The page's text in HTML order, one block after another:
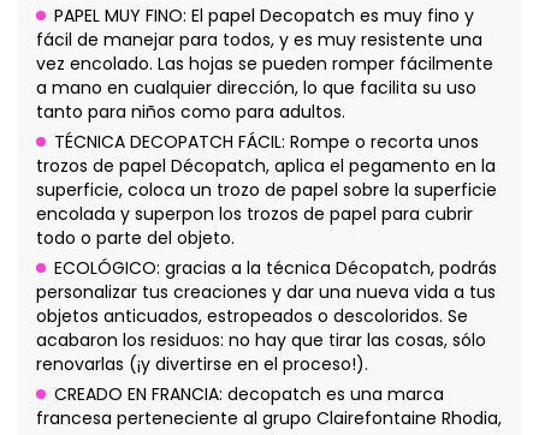
PAPEL MUY FINO: El papel Decopatch es muy fino y
fácil de manejar para todos, y es muy resistente una
vez encolado. Las hojas se pueden romper fácilmente
a mano en cualquier dirección, lo que facilita su uso
tanto para niños como para adultos.
TÉCNICA DECOPATCH FÁCIL: Rompe o recorta unos
trozos de papel Décopatch, aplica el pegamento en la
superficie, coloca un trozo de papel sobre la superficie
encolada y superpon los trozos de papel para cubrir
todo o parte del objeto.
ECOLÓGICO: gracias a la técnica Décopatch, podrás
personalizar tus creaciones y dar una nueva vida a tus
objetos anticuados, estropeados o descoloridos. Se
acabaron los residuos: no hay que tirar las cosas, sólo
renovarlas (¡y divertirse en el proceso!).
CREADO EN FRANCIA: decopatch es una marca
francesa perteneciente al grupo Clairefontaine Rhodia,